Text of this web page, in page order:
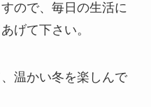
ので、毎日の生活に
げて下さい。
温かい冬を楽しんで